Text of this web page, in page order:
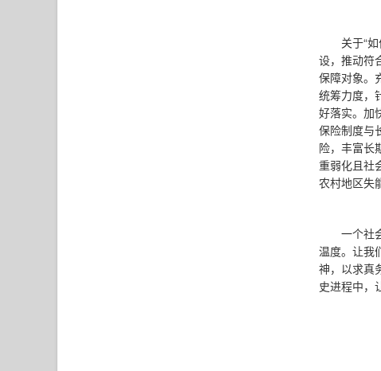
关于“
设，推动符
保障对象。
统筹力度，
好落实。加
保险制度与
险，丰富长
重弱化且社
农村地区失
一个社
温度。让我
神，以求真
史进程中，